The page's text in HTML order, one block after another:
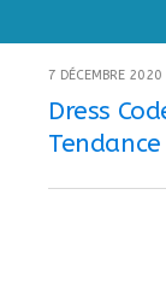
7 DÉCEMBRE 2020
Dress
Tendance